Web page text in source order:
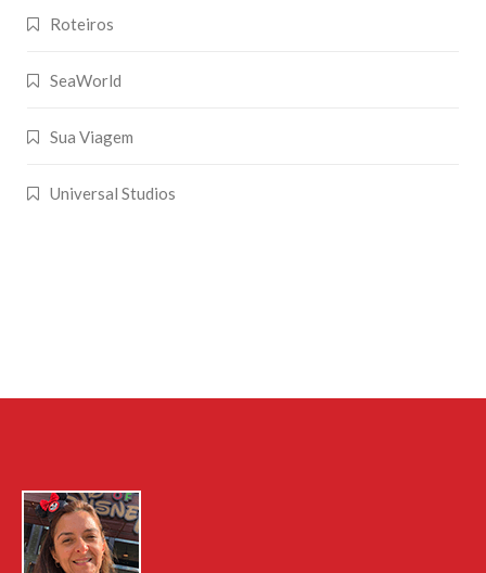
Roteiros
SeaWorld
Sua Viagem
Universal Studios